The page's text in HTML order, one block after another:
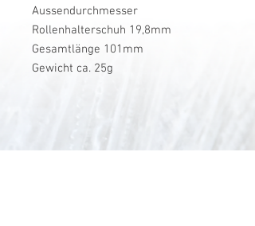
Aussendurchmesser
Rollenhalterschuh 19,8mm
Gesamtlänge 101mm
Gewicht ca. 25g